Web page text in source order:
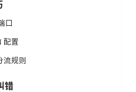
口
配置
流规则
错